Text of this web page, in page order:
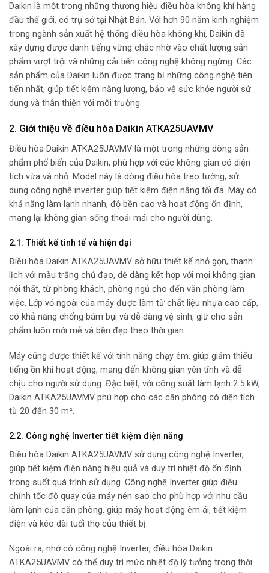
Daikin là một trong những thương hiệu điều hòa không khí hàng
đầu thế giới, có trụ sở tại Nhật Bản. Với hơn 90 năm kinh nghiệm
trong ngành sản xuất hệ thống điều hòa không khí, Daikin đã
xây dựng được danh tiếng vững chắc nhờ vào chất lượng sản
phẩm vượt trội và những cải tiến công nghệ không ngừng. Các
sản phẩm của Daikin luôn được trang bị những công nghệ tiên
tiến nhất, giúp tiết kiệm năng lượng, bảo vệ sức khỏe người sử
dụng và thân thiện với môi trường.
2. Giới thiệu về điều hòa Daikin ATKA25UAVMV
Điều hòa Daikin ATKA25UAVMV là một trong những dòng sản
phẩm phổ biến của Daikin, phù hợp với các không gian có diện
tích vừa và nhỏ. Model này là dòng điều hòa treo tường, sử
dụng công nghệ inverter giúp tiết kiệm điện năng tối đa. Máy có
khả năng làm lạnh nhanh, độ bền cao và hoạt động ổn định,
mang lại không gian sống thoải mái cho người dùng.
2.1. Thiết kế tinh tế và hiện đại
Điều hòa Daikin ATKA25UAVMV sở hữu thiết kế nhỏ gọn, thanh
lịch với màu trắng chủ đạo, dễ dàng kết hợp với mọi không gian
nội thất, từ phòng khách, phòng ngủ cho đến văn phòng làm
việc. Lớp vỏ ngoài của máy được làm từ chất liệu nhựa cao cấp,
có khả năng chống bám bụi và dễ dàng vệ sinh, giữ cho sản
phẩm luôn mới mẻ và bền đẹp theo thời gian.
Máy cũng được thiết kế với tính năng chạy êm, giúp giảm thiểu
tiếng ồn khi hoạt động, mang đến không gian yên tĩnh và dễ
chịu cho người sử dụng. Đặc biệt, với công suất làm lạnh 2.5 kW,
Daikin ATKA25UAVMV phù hợp cho các căn phòng có diện tích
từ 20 đến 30 m².
2.2. Công nghệ Inverter tiết kiệm điện năng
Điều hòa Daikin ATKA25UAVMV sử dụng công nghệ Inverter,
giúp tiết kiệm điện năng hiệu quả và duy trì nhiệt độ ổn định
trong suốt quá trình sử dụng. Công nghệ Inverter giúp điều
chỉnh tốc độ quay của máy nén sao cho phù hợp với nhu cầu
làm lạnh của căn phòng, giúp máy hoạt động êm ái, tiết kiệm
điện và kéo dài tuổi thọ của thiết bị.
Ngoài ra, nhờ có công nghệ Inverter, điều hòa Daikin
ATKA25UAVMV có thể duy trì mức nhiệt độ lý tưởng trong thời